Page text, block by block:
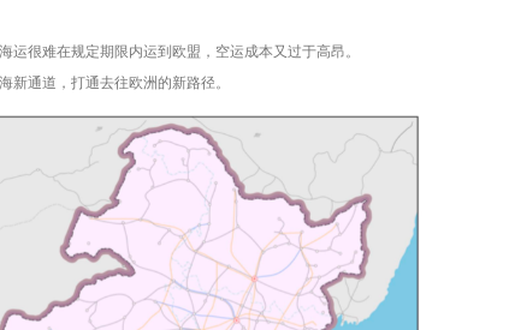
很难在规定期限内运到欧盟，空运成本又过于高昂。
通道，打通去往欧洲的新路径。